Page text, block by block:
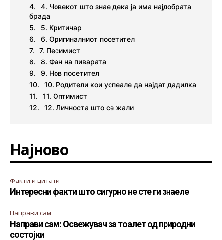
4. Човекот што знае дека ја има најдобрата
брада
5. Критичар
6. Оригиналниот посетител
7. Песимист
8. Фан на пиварата
9. Нов посетител
10. Родители кои успеале да најдат дадилка
11. Оптимист
12. Личноста што се жали
Најново
Факти и цитати
Интересни факти што сигурно не сте ги знаеле
Направи сам
Направи сам: Освежувач за тоалет од природни
состојки